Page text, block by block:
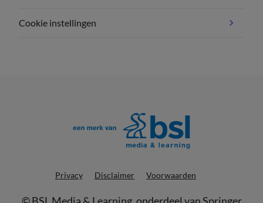
Cookie instellingen
Privacy Disclaimer Voorwaarden